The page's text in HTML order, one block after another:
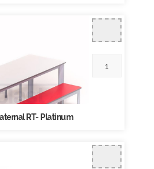
RT- Platinum